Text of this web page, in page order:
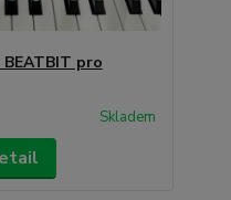
pro
Skladem